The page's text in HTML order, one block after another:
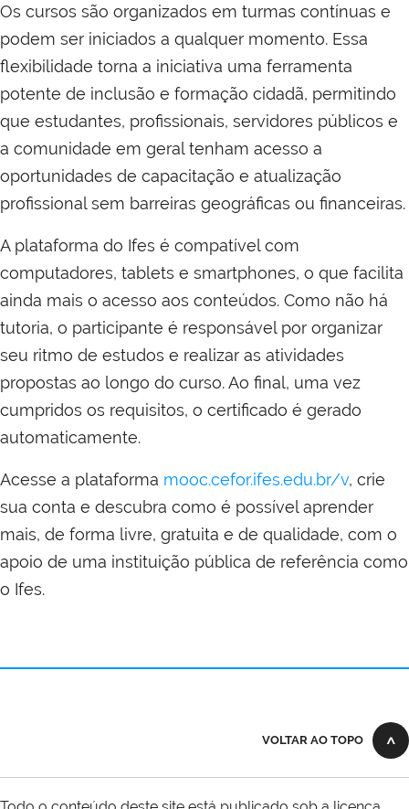
Os cursos são organizados em turmas contínuas e
podem ser iniciados a qualquer momento. Essa
flexibilidade torna a iniciativa uma ferramenta
potente de inclusão e formação cidadã, permitindo
que estudantes, profissionais, servidores públicos e
a comunidade em geral tenham acesso a
oportunidades de capacitação e atualização
profissional sem barreiras geográficas ou financeiras.
A plataforma do Ifes é compatível com
computadores, tablets e smartphones, o que facilita
ainda mais o acesso aos conteúdos. Como não há
tutoria, o participante é responsável por organizar
seu ritmo de estudos e realizar as atividades
propostas ao longo do curso. Ao final, uma vez
cumpridos os requisitos, o certificado é gerado
automaticamente.
Acesse a plataforma mooc.cefor.ifes.edu.br/v, crie
sua conta e descubra como é possível aprender
mais, de forma livre, gratuita e de qualidade, com o
apoio de uma instituição pública de referência como
o Ifes.
VOLTAR AO TOPO